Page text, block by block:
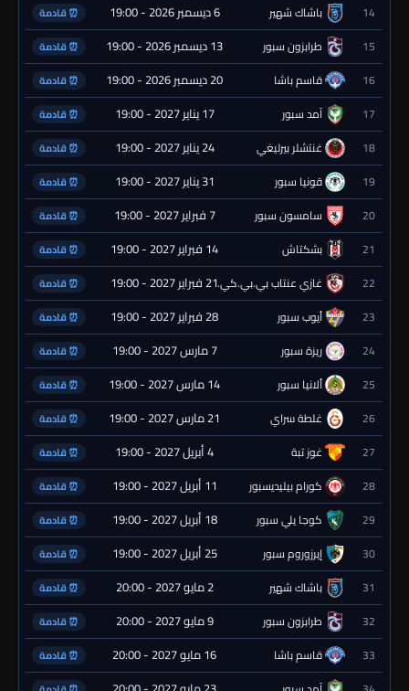
14 باشاك شهير 6 ديسمبر 2026 - 19:00 ⏰ قادمة
15 طرابزون سبور 13 ديسمبر 2026 - 19:00 ⏰ قادمة
16 قاسم باشا 20 ديسمبر 2026 - 19:00 ⏰ قادمة
17 آمد سبور 17 يناير 2027 - 19:00 ⏰ قادمة
18 غنتشلر بيرليغي 24 يناير 2027 - 19:00 ⏰ قادمة
19 قونيا سبور 31 يناير 2027 - 19:00 ⏰ قادمة
20 سامسون سبور 7 فبراير 2027 - 19:00 ⏰ قادمة
21 بشكتاش 14 فبراير 2027 - 19:00 ⏰ قادمة
22 غازي عنتاب بي.بي.كي.21 فبراير 2027 - 19:00 ⏰ قادمة
23 أيوب سبور 28 فبراير 2027 - 19:00 ⏰ قادمة
24 ريزة سبور 7 مارس 2027 - 19:00 ⏰ قادمة
25 ألانيا سبور 14 مارس 2027 - 19:00 ⏰ قادمة
26 غلطة سراي 21 مارس 2027 - 19:00 ⏰ قادمة
27 غوز تبة 4 أبريل 2027 - 19:00 ⏰ قادمة
28 كورام بيليديسبور 11 أبريل 2027 - 19:00 ⏰ قادمة
29 كوجا يلي سبور 18 أبريل 2027 - 19:00 ⏰ قادمة
30 إيرزوروم سبور 25 أبريل 2027 - 19:00 ⏰ قادمة
31 باشاك شهير 2 مايو 2027 - 20:00 ⏰ قادمة
32 طرابزون سبور 9 مايو 2027 - 20:00 ⏰ قادمة
33 قاسم باشا 16 مايو 2027 - 20:00 ⏰ قادمة